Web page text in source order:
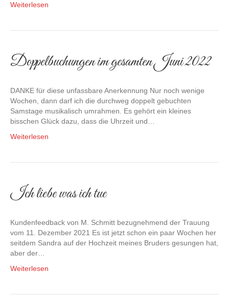
Weiterlesen
Doppelbuchungen im gesamten Juni 2022
DANKE für diese unfassbare Anerkennung Nur noch wenige
Wochen, dann darf ich die durchweg doppelt gebuchten
Samstage musikalisch umrahmen. Es gehört ein kleines
bisschen Glück dazu, dass die Uhrzeit und…
Weiterlesen
Ich liebe was ich tue
Kundenfeedback von M. Schmitt bezugnehmend der Trauung
vom 11. Dezember 2021 Es ist jetzt schon ein paar Wochen her
seitdem Sandra auf der Hochzeit meines Bruders gesungen hat,
aber der…
Weiterlesen